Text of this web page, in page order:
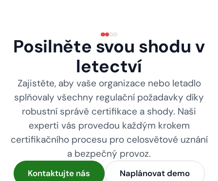
Posilněte svou shodu v
letectví
Zajistěte, aby vaše organizace nebo letadlo
splňovaly všechny regulační požadavky díky
robustní správě certifikace a shody. Naši
experti vás provedou každým krokem
certifikačního procesu pro celosvětové uznání
a bezpečný provoz.
Kontaktujte nás Naplánovat demo